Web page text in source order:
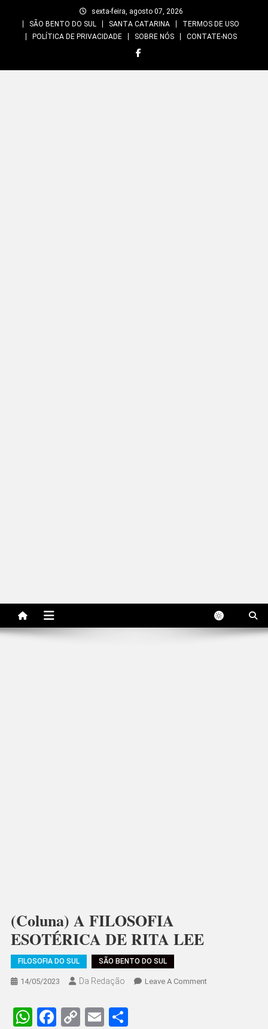
sexta-feira, agosto 07, 2026
SÃO BENTO DO SUL
SANTA CATARINA
TERMOS DE USO
POLÍTICA DE PRIVACIDADE
SOBRE NÓS CONTATE-NOS
(Coluna) A FILOSOFIA
ESOTÉRICA DE RITA LEE
FILOSOFIA DO SUL SÃO BENTO DO SUL
14/05/2023 Da Redação Leave A CommentOn
WhatsApp
Facebook
CopyEmailShare